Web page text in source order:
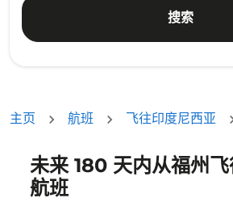
搜索
主页 航班 飞往印度尼西亚
未来 180 天内从福州
航班
没有符合您的筛选条件的机票。请